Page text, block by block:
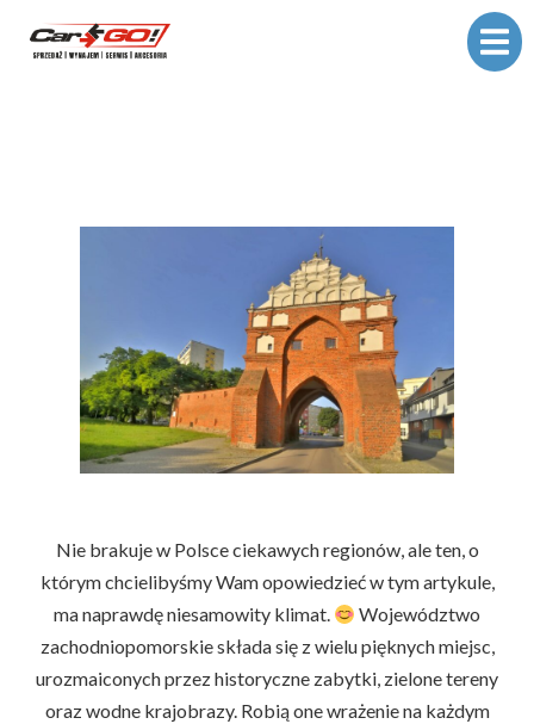
Nie brakuje w Polsce ciekawych regionów, ale ten, o
którym chcielibyśmy Wam opowiedzieć w tym artykule,
ma naprawdę niesamowity klimat.
Województwo
zachodniopomorskie składa się z wielu pięknych miejsc,
urozmaiconych przez historyczne zabytki, zielone tereny
oraz wodne krajobrazy. Robią one wrażenie na każdym